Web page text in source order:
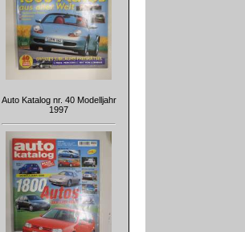
Auto Katalog nr. 40 Modelljahr
1997